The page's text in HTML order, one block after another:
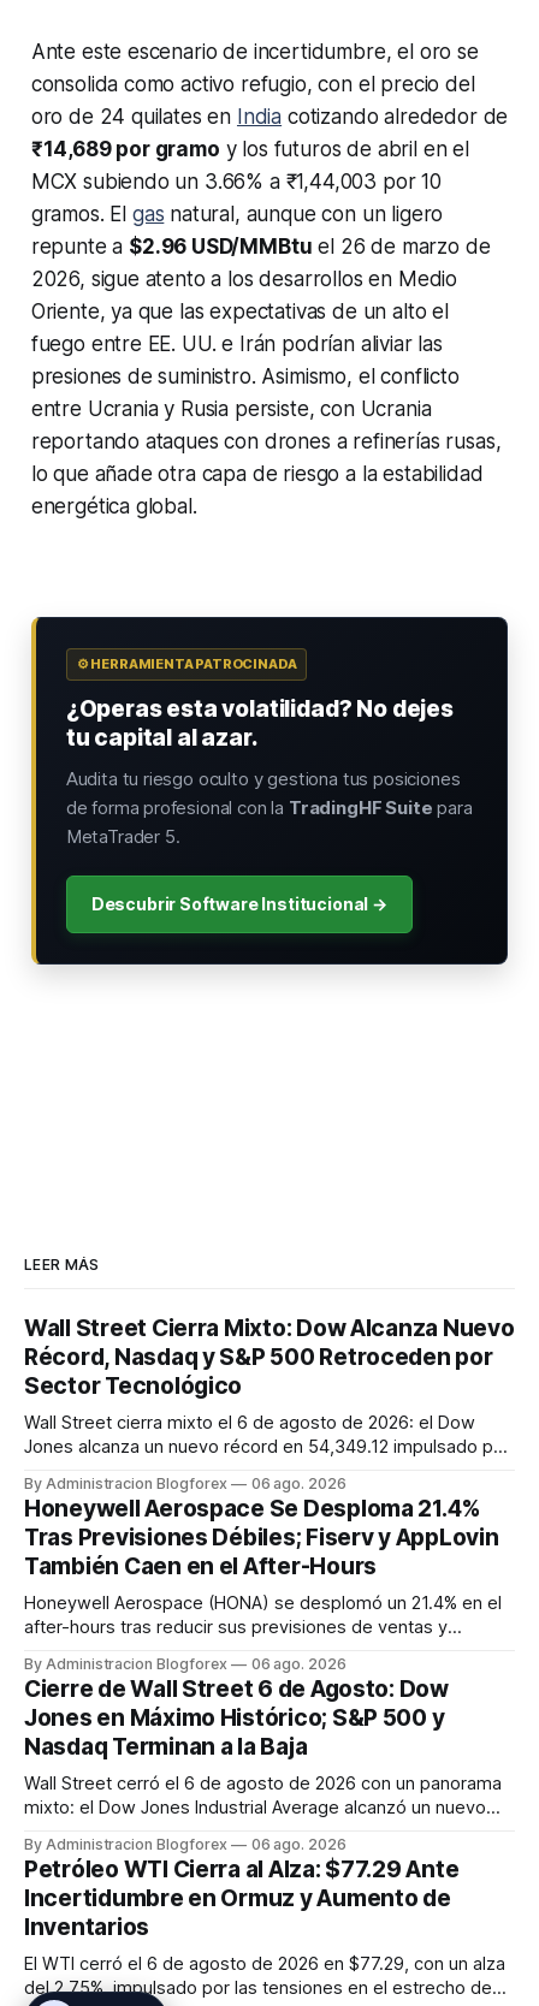
Ante este escenario de incertidumbre, el oro se
consolida como activo refugio, con el precio del
oro de 24 quilates en India cotizando alrededor de
₹14,689 por gramo y los futuros de abril en el
MCX subiendo un 3.66% a ₹1,44,003 por 10
gramos. El gas natural, aunque con un ligero
repunte a $2.96 USD/MMBtu el 26 de marzo de
2026, sigue atento a los desarrollos en Medio
Oriente, ya que las expectativas de un alto el
fuego entre EE. UU. e Irán podrían aliviar las
presiones de suministro. Asimismo, el conflicto
entre Ucrania y Rusia persiste, con Ucrania
reportando ataques con drones a refinerías rusas,
lo que añade otra capa de riesgo a la estabilidad
energética global.
⚙️ HERRAMIENTA PATROCINADA
¿Operas esta volatilidad? No dejes
tu capital al azar.
Audita tu riesgo oculto y gestiona tus posiciones
de forma profesional con la TradingHF Suite para
MetaTrader 5.
Descubrir Software Institucional →
LEER MÁS
Wall Street Cierra Mixto: Dow Alcanza Nuevo
Récord, Nasdaq y S&P 500 Retroceden por
Sector Tecnológico
Wall Street cierra mixto el 6 de agosto de 2026: el Dow
Jones alcanza un nuevo récord en 54,349.12 impulsado por
Composite retroceden un 0.2% y 0.8% respectivamente,
lastrados por el sector tecnológico. El VIX cayó a 15.43, y el
progreso en...
By Administracion Blogforex 06 ago. 2026
Honeywell Aerospace Se Desploma 21.4%
Tras Previsiones Débiles; Fiserv y AppLovin
También Caen en el After-Hours
Honeywell Aerospace (HONA) se desplomó un 21.4% en el
after-hours tras reducir sus previsiones de ventas y
en sus pronósticos anuales, y AppLovin (APP) bajó un 19.3%
tras no alcanzar las estimaciones de ingresos. SanDisk
(SNDK) tambié...
By Administracion Blogforex 06 ago. 2026
Cierre de Wall Street 6 de Agosto: Dow
Jones en Máximo Histórico; S&P 500 y
Nasdaq Terminan a la Baja
Wall Street cerró el 6 de agosto de 2026 con un panorama
mixto: el Dow Jones Industrial Average alcanzó un nuevo
que el S&P 500 retrocedió un 0.2% a 7,723.55 y el Nasdaq
Composite cayó un 0.8% a 26,363.44, afectado por la
debilidad de las a...
By Administracion Blogforex 06 ago. 2026
Petróleo WTI Cierra al Alza: $77.29 Ante
Incertidumbre en Ormuz y Aumento de
Inventarios
El WTI cerró el 6 de agosto de 2026 en $77.29, con un alza
del 2.75%, impulsado por las tensiones en el estrecho de